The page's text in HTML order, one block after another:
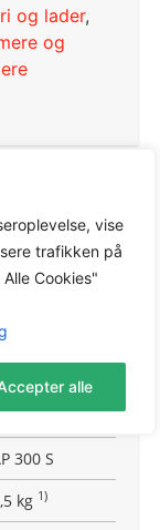
vise
trafikken på
Cookies"
alle
og lader,
og
V
kW
300 S
kg 1)